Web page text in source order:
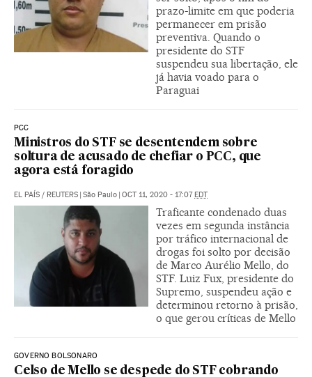
prazo-limite em que poderia
permanecer em prisão
preventiva. Quando o
presidente do STF
suspendeu sua libertação, ele
já havia voado para o
Paraguai
PCC
Ministros do STF se desentendem sobre
soltura de acusado de chefiar o PCC, que
agora está foragido
EL PAÍS / REUTERS | São Paulo | OCT 11, 2020 - 17:07EDT
Traficante condenado duas
vezes em segunda instância
por tráfico internacional de
drogas foi solto por decisão
de Marco Aurélio Mello, do
STF. Luiz Fux, presidente do
Supremo, suspendeu ação e
determinou retorno à prisão,
o que gerou críticas de Mello
GOVERNO BOLSONARO
Celso de Mello se despede do STF cobrando